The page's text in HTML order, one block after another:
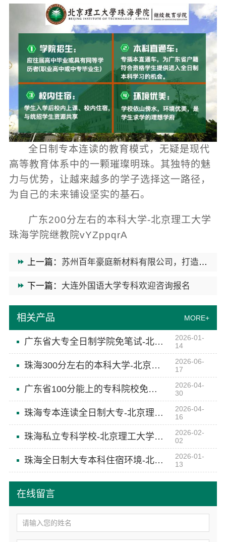
在线留言
全日制专本连读的教育模式，无疑是现代
高等教育体系中的一颗璀璨明珠。其独特的魅
力与优势，让越来越多的学子选择这一路径，
为自己的未来铺设坚实的基石。
广东200分左右的本科大学-北京理工大学
珠海学院继教院vYZppqrA
上一篇： 苏州百年豪庭新材料有限公司，打造苏州靠谱家装团队拎包入住体验
下一篇： 大连外国语大学专科欢迎咨询报名
相关产品 MORE+
广东省大专全日制学院免笔试-北京理工大学珠海学院继续教育学院
2026-01-
14
珠海300分左右的本科大学-北京理工大学珠海学院继续教育学院
2026-06-
17
广东省100分能上的专科院校免试入学-北京理工大学珠海学院继续教育学院
2026-04-
30
珠海专本连读全日制大专-北京理工大学珠海学院继续教育学院
2026-04-
16
珠海私立专科学校-北京理工大学珠海学院继续教育学院
2026-02-
02
珠海全日制大专本科住宿环境-北京理工大学珠海学院继续教育学院
2026-01-
13